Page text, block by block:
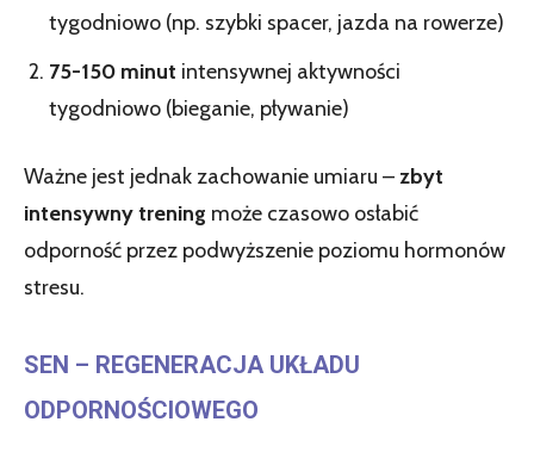
tygodniowo (np. szybki spacer, jazda na rowerze)
75-150 minut intensywnej aktywności
tygodniowo (bieganie, pływanie)
Ważne jest jednak zachowanie umiaru –zbyt
intensywny trening może czasowo osłabić
odporność przez podwyższenie poziomu hormonów
stresu.
SEN – REGENERACJA UKŁADU
ODPORNOŚCIOWEGO